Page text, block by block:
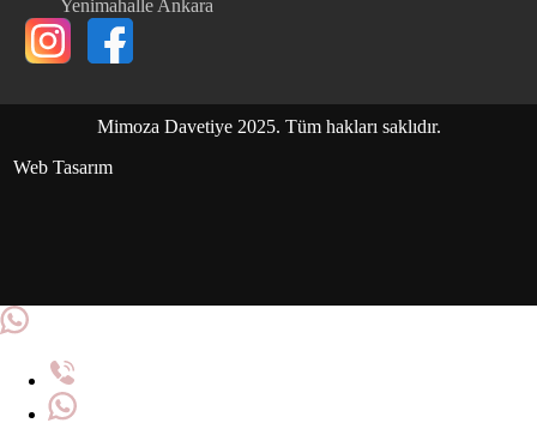
Yenimahalle Ankara
Mimoza Davetiye 2025. Tüm hakları saklıdır.
Web Tasarım